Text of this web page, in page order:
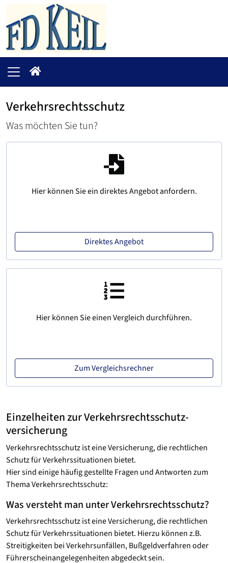
Verkehrsrechtsschutz
Was möchten Sie tun?
Hier können Sie ein direktes Angebot anfordern.
Direktes Angebot
Hier können Sie einen Vergleich durchführen.
Zum Vergleichsrechner
Einzelheiten zur Verkehrsrechtsschutz­
versicherung
Verkehrsrechtsschutz ist eine Versicherung, die rechtlichen
Schutz für Verkehrssituationen bietet.
Hier sind einige häufig gestellte Fragen und Antworten zum
Thema Verkehrsrechtsschutz:
Was versteht man unter Verkehrsrechtsschutz?
Verkehrsrechtsschutz ist eine Versicherung, die rechtlichen
Schutz für Verkehrssituationen bietet. Hierzu können z.B.
Streitigkeiten bei Verkehrsunfällen, Bußgeldverfahren oder
Führerscheinangelegenheiten abgedeckt sein.